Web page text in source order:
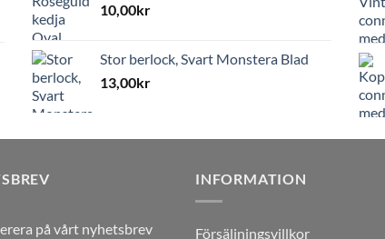
10,00kr
Stor berlock, Svart Monstera Blad
13,00kr
på vårt nyhetsbrev
INFORMATION
Försäljningsvillkor